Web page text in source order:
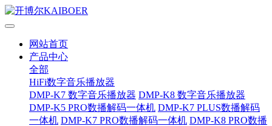
网站首页
产品中心
全部
HiFi数字音乐播放器
DMP-K7 数字音乐播放器 DMP-K8 数字音乐播放器
DMP-K5 PRO数播解码一体机 DMP-K7 PLUS数播解码
一体机 DMP-K7 PRO数播解码一体机 DMP-K8 PRO数播